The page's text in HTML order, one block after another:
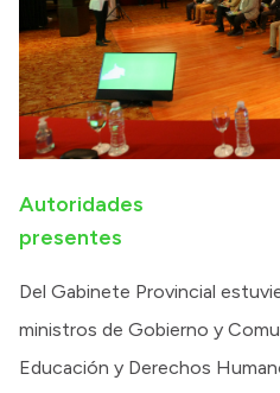
Autoridades
Del Gabinete Provincial
ministros de Gobierno y
Educación y Derechos